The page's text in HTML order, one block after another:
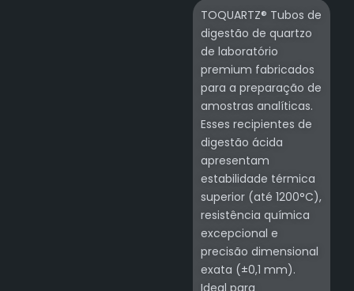
TOQUARTZ® Tubos de
digestão de quartzo
de laboratório
premium fabricados
para a preparação de
amostras analíticas.
Esses recipientes de
digestão ácida
apresentam
estabilidade térmica
superior (até 1200°C),
resistência química
excepcional e
precisão dimensional
exata (±0,1 mm).